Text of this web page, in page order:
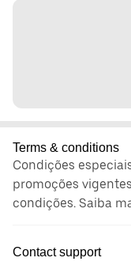
Terms & conditions
Condições
promoções
condições. Saiba
Contact support